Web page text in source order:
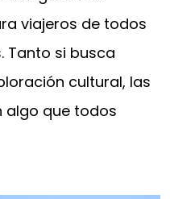
viajeros de todos
Tanto si busca
cultural, las
algo que todos